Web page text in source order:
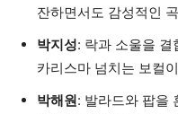
잔하면서도 감성적인
박지성: 락과 소울을
카리스마 넘치는 보컬
박해원: 발라드와 팝을